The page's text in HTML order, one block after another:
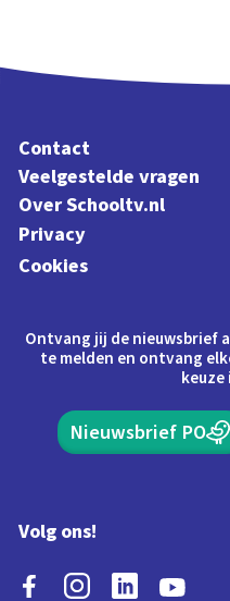
Contact
Veelgestelde vragen
Over Schooltv.nl
Privacy
Cookies
Ontvang jij de nieuwsbrief
te melden en ontvang
keuze
Nieuwsbrief PO
Volg ons!